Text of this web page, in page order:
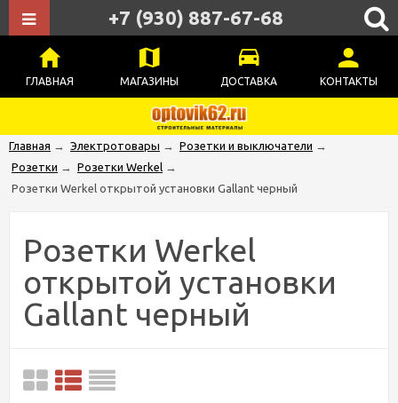
ГЛАВНАЯ МАГАЗИНЫ ДОСТАВКА КОНТАКТЫ
+7 (930) 887-67-68
Главная → Электротовары → Розетки и выключатели →
Розетки → Розетки Werkel →
Розетки Werkel открытой установки Gallant черный
Розетки Werkel
открытой установки
Gallant черный